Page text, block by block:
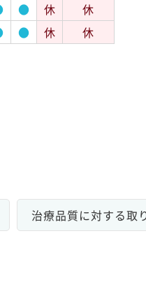
● 休
休
● 休
休
治療品質に対する取